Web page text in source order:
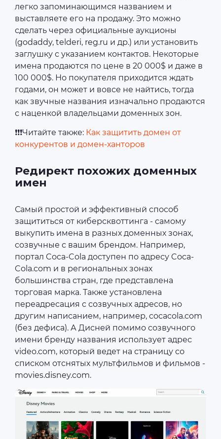
легко запоминающимся названием и
выставляете его на продажу. Это можно
сделать через официальные аукционы
(godaddy, telderi, reg.ru и др.) или установить
заглушку с указанием контактов. Некоторые
имена продаются по цене в 20 000$ и даже в
100 000$. Но покупателя приходится ждать
годами, он может и вовсе не найтись, тогда
как звучные названия изначально продаются
с наценкой владельцами доменных зон.
❗❗❗Читайте также: Как защитить домен от
конкурентов и домен-ханторов
Редирект похожих доменных
имен
Самый простой и эффективный способ
защититься от киберсквоттинга - самому
выкупить имена в разных доменных зонах,
созвучные с вашим брендом. Например,
портал Coca-Cola доступен по адресу Coca-
Cola.com и в региональных зонах
большинства стран, где представлена
торговая марка. Также установлена
переадресация с созвучных адресов, но
другим написанием, например, cocacola.com
(без дефиса). А Дисней помимо созвучного
имени бренду названия использует адрес
video.com, который ведет на страницу со
списком отснятых мультфильмов и фильмов -
movies.disney.com.